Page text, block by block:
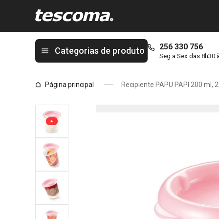
Categorias de produto 256 330 756
Seg a Sex das 8h30
Página principal Recipiente PAPU PAPI 200 ml,